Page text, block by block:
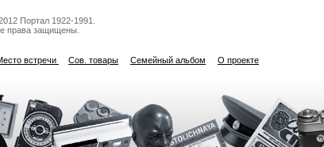
Портал 1922-1991.
права защищены.
встречи Сов. товары Семейный альбом О проекте